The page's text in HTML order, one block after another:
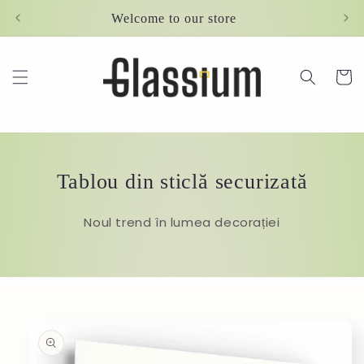
Welcome to our store
Cart
Tablou din sticlă securizată
Noul trend în lumea decorației
product
information